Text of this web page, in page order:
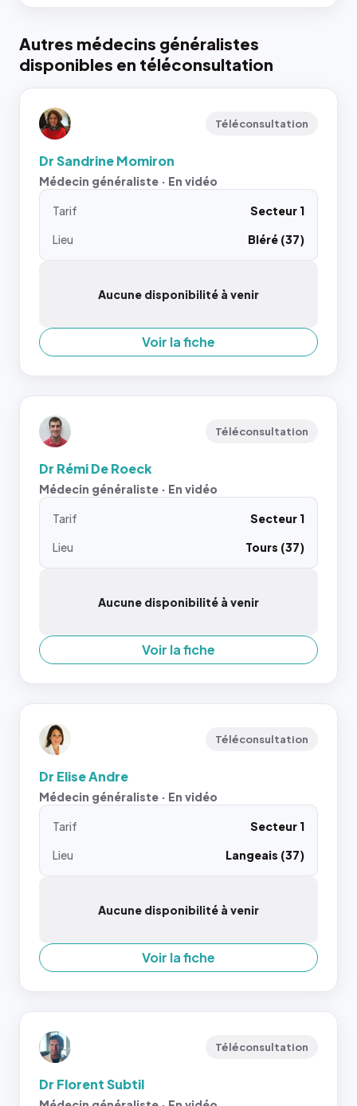
Autres médecins généralistes
disponibles en téléconsultation
Téléconsultation
Dr Sandrine Momiron
Médecin généraliste · En vidéo
Tarif
Secteur 1
Lieu
Bléré (37)
Aucune disponibilité à venir
Voir la fiche
Téléconsultation
Dr Rémi De Roeck
Médecin généraliste · En vidéo
Tarif
Secteur 1
Lieu
Tours (37)
Aucune disponibilité à venir
Voir la fiche
Téléconsultation
Dr Elise Andre
Médecin généraliste · En vidéo
Tarif
Secteur 1
Lieu
Langeais (37)
Aucune disponibilité à venir
Voir la fiche
Téléconsultation
Dr Florent Subtil